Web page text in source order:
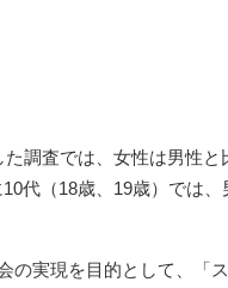
調査では、女性は男性
代（18歳、19歳）では
実現を目的として、「